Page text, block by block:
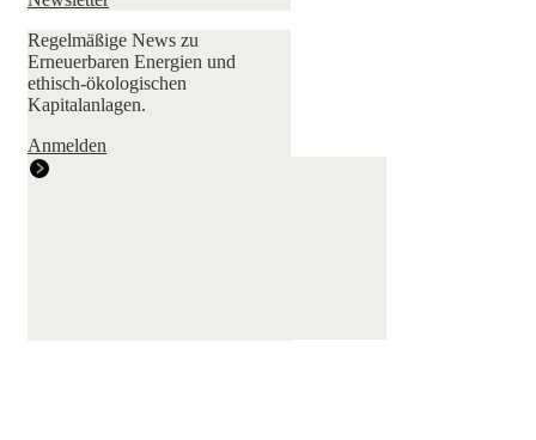
Regelmäßige News zu
Erneuerbaren Energien und
ethisch-ökologischen
Kapitalanlagen.
Anmelden